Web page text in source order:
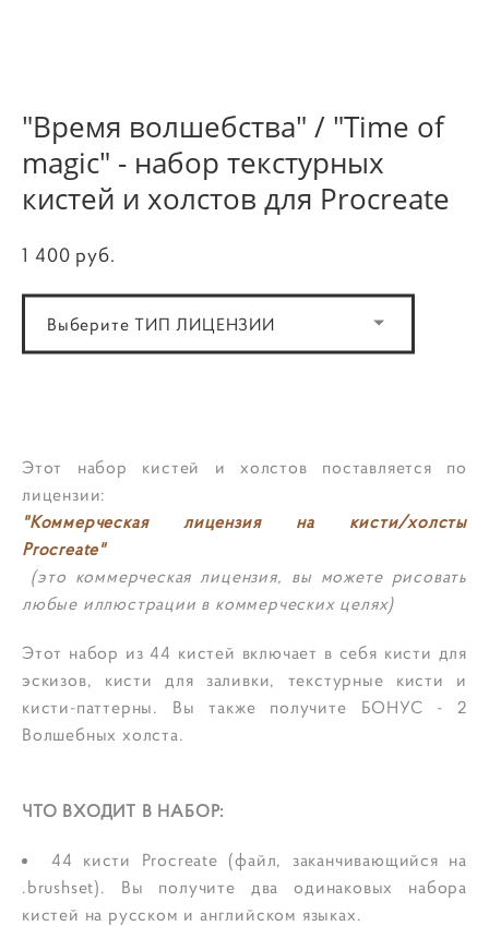
"Время волшебства" / "Time of
magic" - набор текстурных
кистей и холстов для Procreate
1 400 pуб.
Выберите ТИП ЛИЦЕНЗИИ
Этот набор кистей и холстов поставляется по
лицензии:
"Коммерческая лицензия на кисти/холсты
Procreate"
(это коммерческая лицензия, вы можете рисовать
любые иллюстрации в коммерческих целях)
Этот набор из 44 кистей включает в себя кисти для
эскизов, кисти для заливки, текстурные кисти и
кисти-паттерны. Вы также получите БОНУС - 2
Волшебных холста.
ЧТО ВХОДИТ В НАБОР:
44 кисти Procreate (файл, заканчивающийся на
.brushset). Вы получите два одинаковых набора
кистей на русском и английском языках.